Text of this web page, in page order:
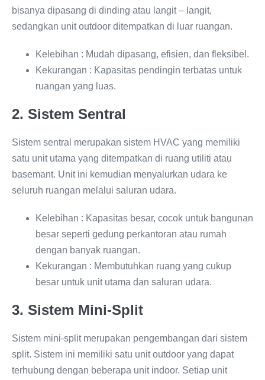
bisanya dipasang di dinding atau langit – langit,
sedangkan unit outdoor ditempatkan di luar ruangan.
Kelebihan : Mudah dipasang, efisien, dan fleksibel.
Kekurangan : Kapasitas pendingin terbatas untuk
ruangan yang luas.
2. Sistem Sentral
Sistem sentral merupakan sistem HVAC yang memiliki
satu unit utama yang ditempatkan di ruang utiliti atau
basemant. Unit ini kemudian menyalurkan udara ke
seluruh ruangan melalui saluran udara.
Kelebihan : Kapasitas besar, cocok untuk bangunan
besar seperti gedung perkantoran atau rumah
dengan banyak ruangan.
Kekurangan : Membutuhkan ruang yang cukup
besar untuk unit utama dan saluran udara.
3. Sistem Mini-Split
Sistem mini-split merupakan pengembangan dari sistem
split. Sistem ini memiliki satu unit outdoor yang dapat
terhubung dengan beberapa unit indoor. Setiap unit